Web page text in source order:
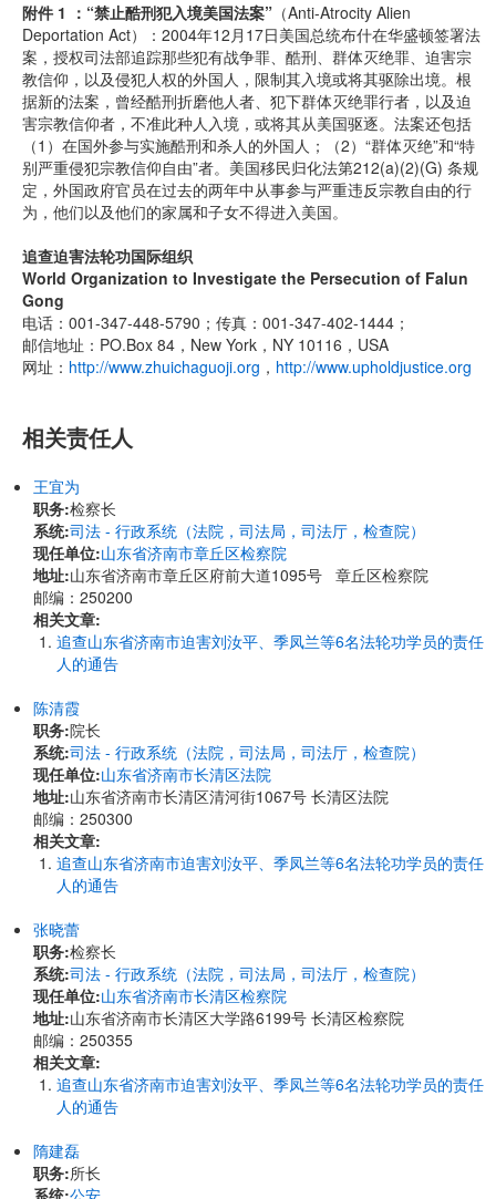
附件 1 ：“禁止酷刑犯入境美国法案” （Anti-Atrocity Alien
Deportation Act）：2004年12月17日美国总统布什在华盛顿签署法
案，授权司法部追踪那些犯有战争罪、酷刑、群体灭绝罪、迫害宗
教信仰，以及侵犯人权的外国人，限制其入境或将其驱除出境。根
据新的法案，曾经酷刑折磨他人者、犯下群体灭绝罪行者，以及迫
害宗教信仰者，不准此种人入境，或将其从美国驱逐。法案还包括
（1）在国外参与实施酷刑和杀人的外国人；（2）“群体灭绝”和“特
别严重侵犯宗教信仰自由”者。美国移民归化法第212(a)(2)(G) 条规
定，外国政府官员在过去的两年中从事参与严重违反宗教自由的行
为，他们以及他们的家属和子女不得进入美国。
追查迫害法轮功国际组织
World Organization to Investigate the Persecution of Falun
Gong
电话：001-347-448-5790；传真：001-347-402-1444；
邮信地址：PO.Box 84，New York，NY 10116，USA
网址： http://www.zhuichaguoji.org ， http://www.upholdjustice.org
相关责任人
王宜为
职务:检察长
系统:司法 - 行政系统（法院，司法局，司法厅，检查院）
现任单位:山东省济南市章丘区检察院
地址:山东省济南市章丘区府前大道1095号 章丘区检察院
邮编：250200
相关文章:
追查山东省济南市迫害刘汝平、季凤兰等6名法轮功学员的责任
人的通告
陈清霞
职务:院长
系统:司法 - 行政系统（法院，司法局，司法厅，检查院）
现任单位:山东省济南市长清区法院
地址:山东省济南市长清区清河街1067号 长清区法院
邮编：250300
相关文章:
追查山东省济南市迫害刘汝平、季凤兰等6名法轮功学员的责任
人的通告
张晓蕾
职务:检察长
系统:司法 - 行政系统（法院，司法局，司法厅，检查院）
现任单位:山东省济南市长清区检察院
地址:山东省济南市长清区大学路6199号 长清区检察院
邮编：250355
相关文章:
追查山东省济南市迫害刘汝平、季凤兰等6名法轮功学员的责任
人的通告
隋建磊
职务:所长
系统:公安